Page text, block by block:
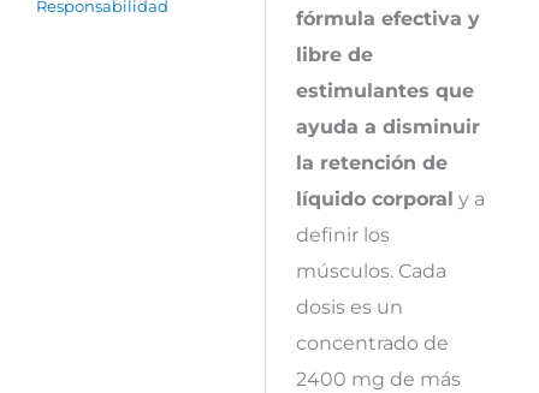
Responsabilidad
fórmula efectiva y
libre de
estimulantes que
ayuda a disminuir
la retención de
líquido corporal y a
definir los
músculos. Cada
dosis es un
concentrado de
2400 mg de más